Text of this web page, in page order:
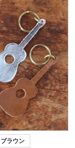
ラウン